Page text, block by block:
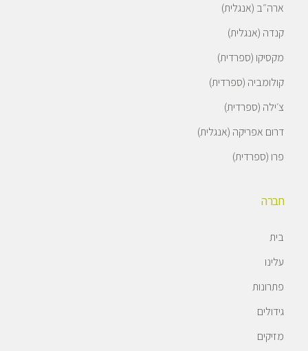
ארה״ב (אנגלית)
קנדה (אנגלית)
מקסיקו (ספרדית)
קולומביה (ספרדית)
צ׳ילה (ספרדית)
דרום אפריקה (אנגלית)
פרו (ספרדית)
חברה
בית
עלינו
פתרונות
גידולים
מזיקים